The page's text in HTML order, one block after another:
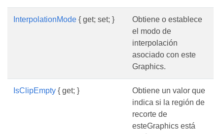
InterpolationMode { get; set; }
Obtiene o establece
el modo de
interpolación
asociado con este
Graphics.
IsClipEmpty { get; }
Obtiene un valor que
indica si la región de
recorte de
esteGraphics está